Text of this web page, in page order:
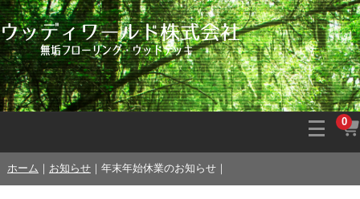
0
ホーム ｜ お知らせ｜ 年末年始休業のお知らせ｜